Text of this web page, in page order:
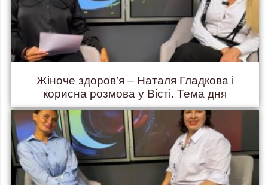
Жіноче здоров’я – Наталя Гладкова і
корисна розмова у Вісті. Тема дня